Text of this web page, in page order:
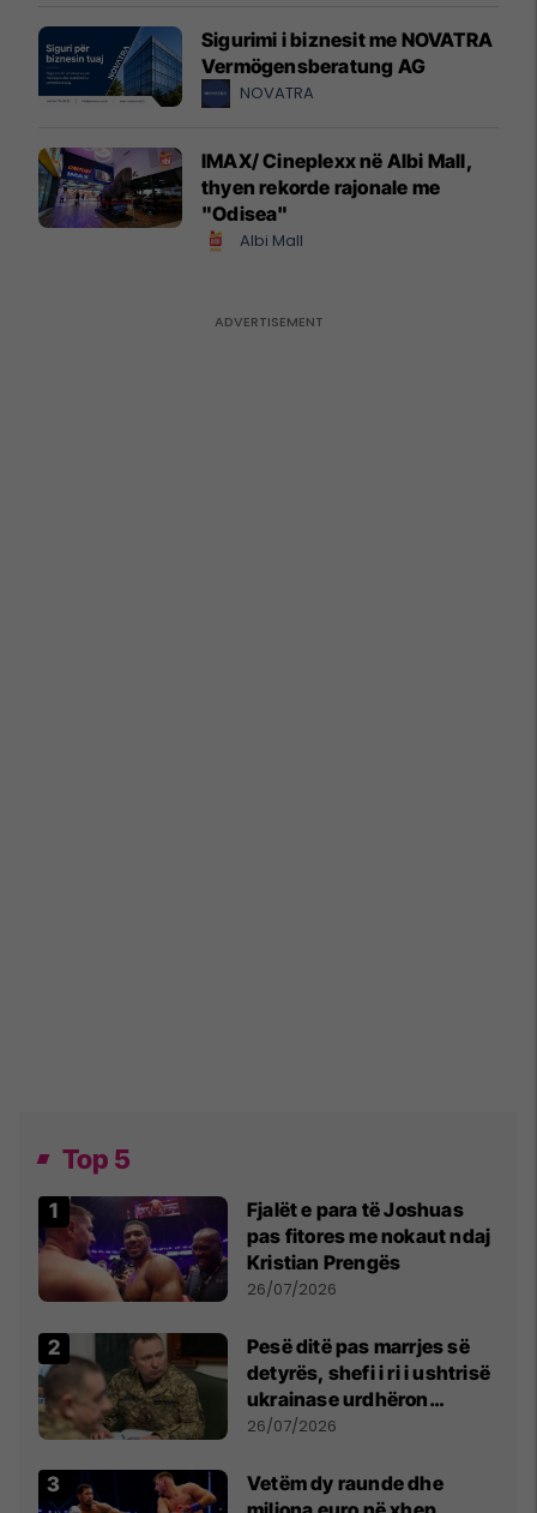
Sigurimi i biznesit me NOVATRA
Vermögensberatung AG
NOVATRA
IMAX/ Cineplexx në Albi Mall,
thyen rekorde rajonale me
"Odisea"
Albi Mall
Top 5
Fjalët e para të Joshuas
pas fitores me nokaut ndaj
Kristian Prengës
26/07/2026
Pesë ditë pas marrjes së
detyrës, shefi i ri i ushtrisë
ukrainase urdhëron
kontroll të madh
26/07/2026
Vetëm dy raunde dhe